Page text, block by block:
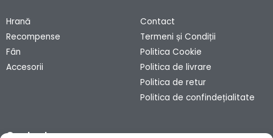
Hrană
Recompense
Fân
Accesorii
Contact
Termeni și Condiții
Politica Cookie
Politica de livrare
Politica de retur
Politica de confindețialitate